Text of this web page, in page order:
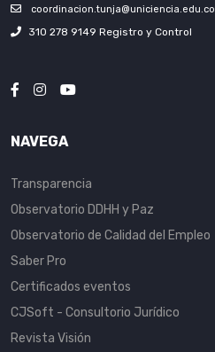
coordinacion.tunja@uniciencia.edu.co
310 278 9149 Registro y Control
NAVEGA
Transparencia
Observatorio DDHH y Paz
Observatorio de Calidad del Empleo
Saber Pro
Certificados eventos
CJSoft - Consultorio Jurídico
Revista Visión